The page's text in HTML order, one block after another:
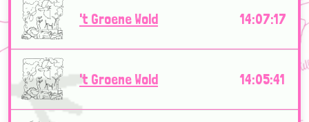
't Groene Wold 14:07:17
't Groene Wold 14:05:41